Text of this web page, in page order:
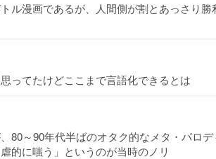
ル漫画であるが、人間側が割とあっさり
ってたけどここまで言語化できるとは
80～90年代半ばのオタク的なメタ・パロ
的に嗤う」というのが当時のノリ